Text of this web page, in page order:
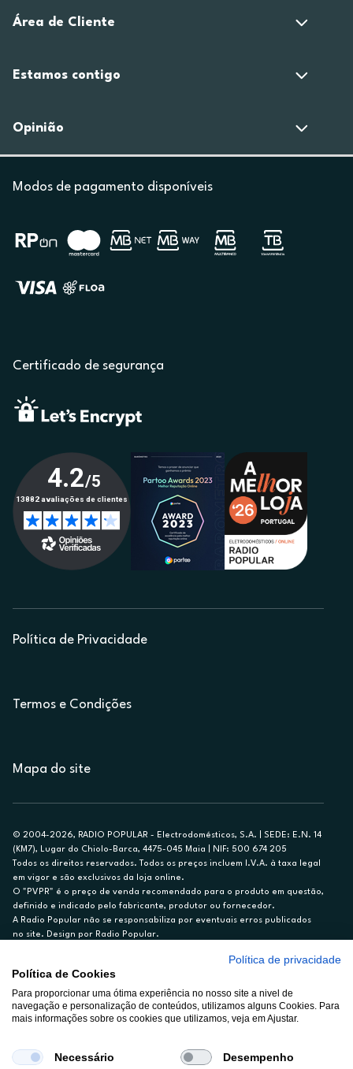
Área de Cliente
Estamos contigo
Opinião
Modos de pagamento disponíveis
Certificado de segurança
Política de Privacidade
Termos e Condições
Mapa do site
© 2004-2026, RADIO POPULAR - Electrodomésticos, S.A. | SEDE: E.N. 14
(KM7), Lugar do Chiolo-Barca, 4475-045 Maia | NIF: 500 674 205
Todos os direitos reservados. Todos os preços incluem I.V.A. à taxa legal
em vigor e são exclusivos da loja online.
O "PVPR" é o preço de venda recomendado para o produto em questão,
definido e indicado pelo fabricante, produtor ou fornecedor.
A Radio Popular não se responsabiliza por eventuais erros publicados
no site. Design por Radio Popular.
Ex. para limite de crédito de €1.500, reembolsado em 12 meses, TAN
14,79%.
Crédito sujeito a aprovação pelo Cetelem, marca BNP Paribas Personal
Finance, S.A., Sucursal em Portugal. Informe-se no 21 721 90 00 (dias
A Rádio Popular – Eletrodomésticos S.A. (Registo BdP848) atua como
intermediário de crédito a título acessório e com exclusividade (registo
Política de privacidade
Política de Cookies
Para proporcionar uma ótima experiência no nosso site a nivel de
navegação e personalização de conteúdos, utilizamos alguns Cookies. Para
mais informações sobre os cookies que utilizamos, veja em Ajustar.
Necessário Desempenho